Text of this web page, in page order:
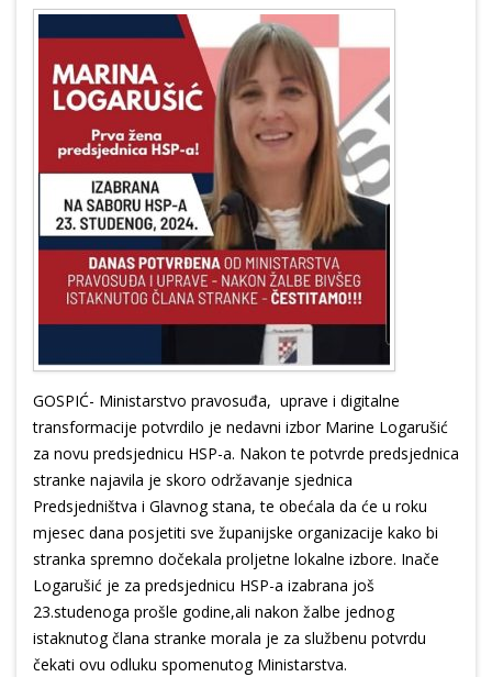
GOSPIĆ- Ministarstvo pravosuđa, uprave i digitalne
transformacije potvrdilo je nedavni izbor Marine Logarušić
za novu predsjednicu HSP-a. Nakon te potvrde predsjednica
stranke najavila je skoro održavanje sjednica
Predsjedništva i Glavnog stana, te obećala da će u roku
mjesec dana posjetiti sve županijske organizacije kako bi
stranka spremno dočekala proljetne lokalne izbore. Inače
Logarušić je za predsjednicu HSP-a izabrana još
23.studenoga prošle godine,ali nakon žalbe jednog
istaknutog člana stranke morala je za službenu potvrdu
čekati ovu odluku spomenutog Ministarstva.